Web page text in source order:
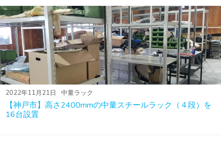
2022年11月21日 中量ラック
【神戸市】高さ2400mmの中量スチールラック（４段）を
16台設置